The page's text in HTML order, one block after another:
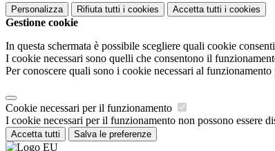
Personalizza Rifiuta tutti i cookies Accetta tutti i cookies
Gestione cookie
In questa schermata è possibile scegliere quali cookie
I cookie necessari sono quelli che consentono il
Per conoscere quali sono i cookie necessari al funzionamento
Cookie necessari per il funzionamento
I cookie necessari per il funzionamento non possono essere
Accetta tutti Salva le preferenze